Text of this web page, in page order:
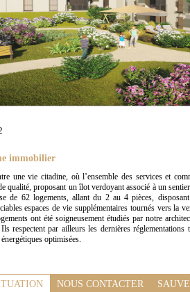
immobilier
une vie citadine, où l’ensemble des services et
qualité, proposant un îlot verdoyant associé à un
de 62 logements, allant du 2 au 4 pièces,
espaces de vie supplémentaires tournés vers la
ont été soigneusement étudiés par notre
respectent par ailleurs les dernières
optimisées.
NOUS CONTACTER